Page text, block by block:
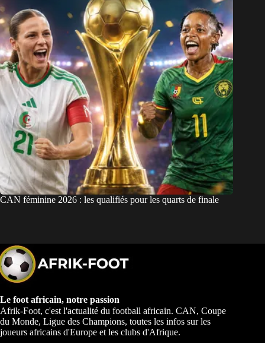
CAN féminine 2026 : les qualifiés pour les quarts de finale
Le foot africain, notre passion
Afrik-Foot, c'est l'actualité du football africain. CAN, Coupe
du Monde, Ligue des Champions, toutes les infos sur les
joueurs africains d'Europe et les clubs d'Afrique.